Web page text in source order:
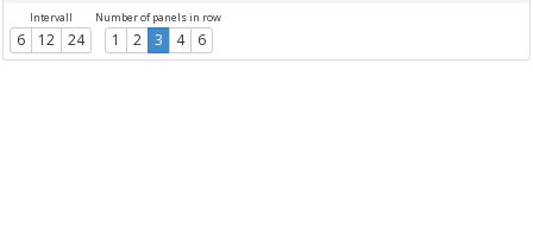
Intervall
6 12 24
Number of panels in row
1 2 3 4 6